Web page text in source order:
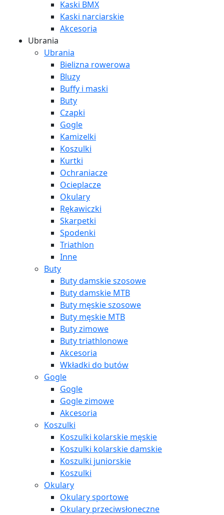
Kaski BMX
Kaski narciarskie
Akcesoria
Ubrania
Ubrania
Bielizna rowerowa
Bluzy
Buffy i maski
Buty
Czapki
Gogle
Kamizelki
Koszulki
Kurtki
Ochraniacze
Ocieplacze
Okulary
Rękawiczki
Skarpetki
Spodenki
Triathlon
Inne
Buty
Buty damskie szosowe
Buty damskie MTB
Buty męskie szosowe
Buty męskie MTB
Buty zimowe
Buty triathlonowe
Akcesoria
Wkładki do butów
Gogle
Gogle
Gogle zimowe
Akcesoria
Koszulki
Koszulki kolarskie męskie
Koszulki kolarskie damskie
Koszulki juniorskie
Koszulki
Okulary
Okulary sportowe
Okulary przeciwsłoneczne